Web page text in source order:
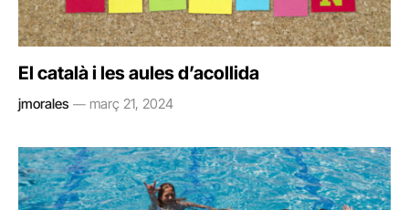
El català i les aules d’acollida
jmorales març 21, 2024